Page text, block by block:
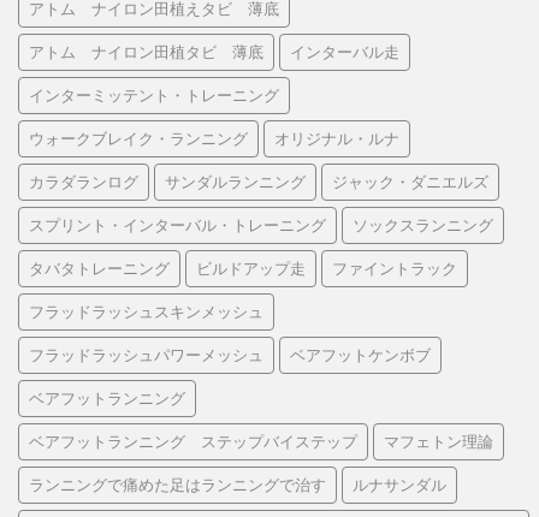
アトム ナイロン田植えタビ 薄底
アトム ナイロン田植タビ 薄底 インターバル走
インターミッテント・トレーニング
ウォークブレイク・ランニング オリジナル・ルナ
カラダランログ サンダルランニング ジャック・ダニエルズ
スプリント・インターバル・トレーニング ソックスランニング
タバタトレーニング ビルドアップ走 ファイントラック
フラッドラッシュスキンメッシュ
フラッドラッシュパワーメッシュ ベアフットケンボブ
ベアフットランニング
ベアフットランニング ステップバイステップ マフェトン理論
ランニングで痛めた足はランニングで治す ルナサンダル